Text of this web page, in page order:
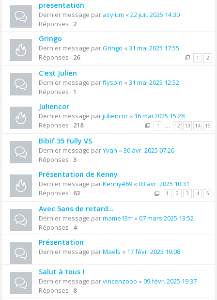
presentation
Dernier message par asylum « 22 juil. 2025 14:30
Réponses : 2
Gringo
Dernier message parGringo « 31 mai 2025 17:55
Réponses : 26 1 2
C'est Julien
Dernier message parflyspin « 31 mai 2025 12:52
Réponses : 1
Juliencor
Dernier message parjuliencor « 16 mai 2025 15:28
Réponses : 218 1 … 12 13 14 15
Bibif 35 Fully VS
Dernier message parYvan « 30 avr. 2025 07:20
Réponses : 3
Présentation de Kenny
Dernier message parKenny#69 « 03 avr. 2025 10:31
Réponses : 63 1 2 3 4 5
Avec 5ans de retard...
Dernier message parmame13fr « 07 mars 2025 13:52
Réponses : 4
Présentation
Dernier message parMaels « 17 févr. 2025 19:08
Salut à tous !
Dernier message parvincenzooo « 09 févr. 2025 19:37
Réponses : 8